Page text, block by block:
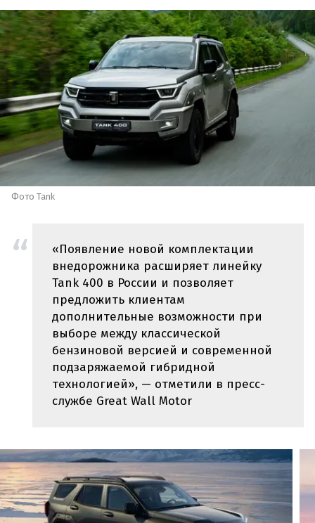
Фото Tank
«Появление новой комплектации
внедорожника расширяет линейку
Tank 400 в России и позволяет
предложить клиентам
дополнительные возможности при
выборе между классической
бензиновой версией и современной
подзаряжаемой гибридной
технологией», — отметили в пресс-
службе Great Wall Motor